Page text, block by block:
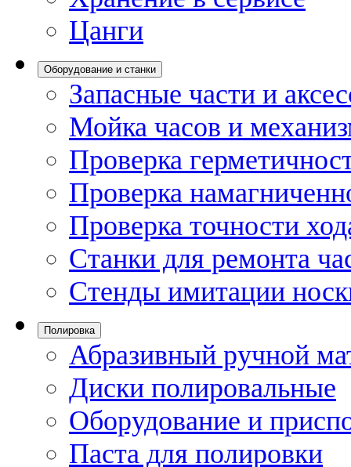
Цанги
Оборудование и станки
Запасные части и
Мойка часов и
Проверка
Проверка
Проверка точности
Станки для ремонта
Стенды имитации
Полировка
Абразивный ручной
Диски полировальные
Оборудование и
Паста для полировки